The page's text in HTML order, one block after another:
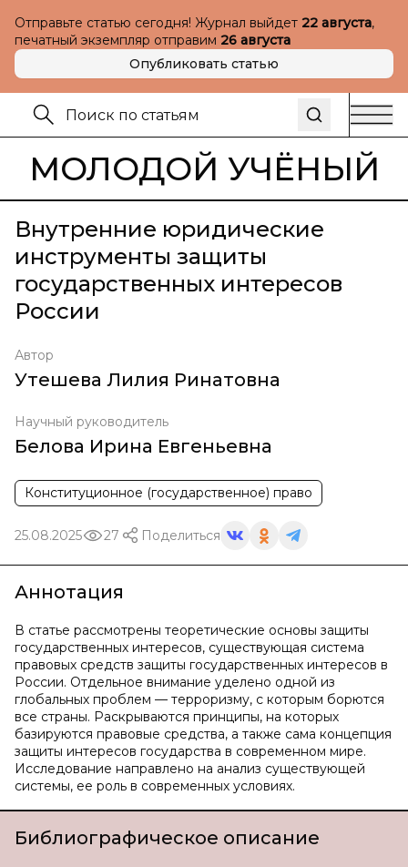
Отправьте статью сегодня! Журнал выйдет 22 августа,
печатный экземпляр отправим 26 августа
Опубликовать статью
МОЛОДОЙ УЧЁНЫЙ
Внутренние юридические
инструменты защиты
государственных интересов
России
Автор
Утешева Лилия Ринатовна
Научный руководитель
Белова Ирина Евгеньевна
Конституционное (государственное) право
25.08.2025 27 Поделиться
Аннотация
В статье рассмотрены теоретические основы защиты
государственных интересов, существующая система
правовых средств защиты государственных интересов в
России. Отдельное внимание уделено одной из
глобальных проблем — терроризму, с которым борются
все страны. Раскрываются принципы, на которых
базируются правовые средства, а также сама концепция
защиты интересов государства в современном мире.
Исследование направлено на анализ существующей
системы, ее роль в современных условиях.
Библиографическое описание